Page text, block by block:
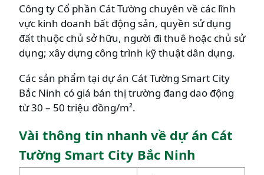
Công ty Cổ phần Cát Tường chuyên về các lĩnh
vực kinh doanh bất động sản, quyền sử dụng
đất thuộc chủ sở hữu, người đi thuê hoặc chủ sử
dụng; xây dựng công trình kỹ thuật dân dụng.
Các sản phẩm tại dự án Cát Tường Smart City
Bắc Ninh có giá bán thị trường đang dao động
từ 30 – 50 triệu đồng/m².
Vài thông tin nhanh về dự án Cát
Tường Smart City Bắc Ninh